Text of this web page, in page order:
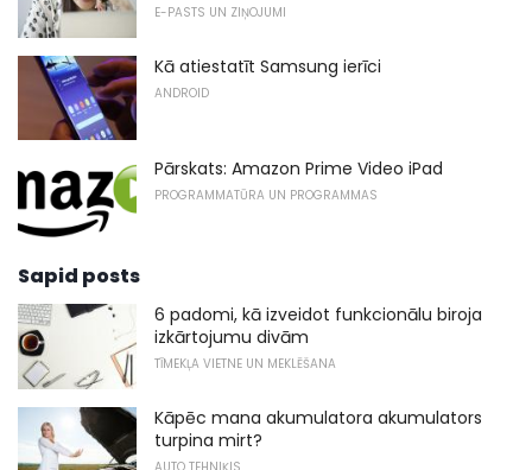
E-PASTS UN ZIŅOJUMI
Kā atiestatīt Samsung ierīci
ANDROID
Pārskats: Amazon Prime Video iPad
PROGRAMMATŪRA UN PROGRAMMAS
Sapid posts
6 padomi, kā izveidot funkcionālu biroja
izkārtojumu divām
TĪMEKĻA VIETNE UN MEKLĒŠANA
Kāpēc mana akumulatora akumulators
turpina mirt?